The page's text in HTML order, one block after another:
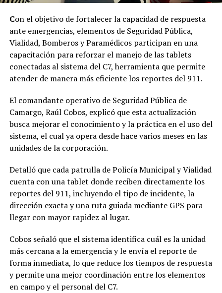
Con el objetivo de fortalecer la capacidad de respuesta
ante emergencias, elementos de Seguridad Pública,
Vialidad, Bomberos y Paramédicos participan en una
capacitación para reforzar el manejo de las tablets
conectadas al sistema del C7, herramienta que permite
atender de manera más eficiente los reportes del 911.
El comandante operativo de Seguridad Pública de
Camargo, Raúl Cobos, explicó que esta actualización
busca mejorar el conocimiento y la práctica en el uso del
sistema, el cual ya opera desde hace varios meses en las
unidades de la corporación.
Detalló que cada patrulla de Policía Municipal y Vialidad
cuenta con una tablet donde reciben directamente los
reportes del 911, incluyendo el tipo de incidente, la
dirección exacta y una ruta guiada mediante GPS para
llegar con mayor rapidez al lugar.
Cobos señaló que el sistema identifica cuál es la unidad
más cercana a la emergencia y le envía el reporte de
forma inmediata, lo que reduce los tiempos de respuesta
y permite una mejor coordinación entre los elementos
en campo y el personal del C7.